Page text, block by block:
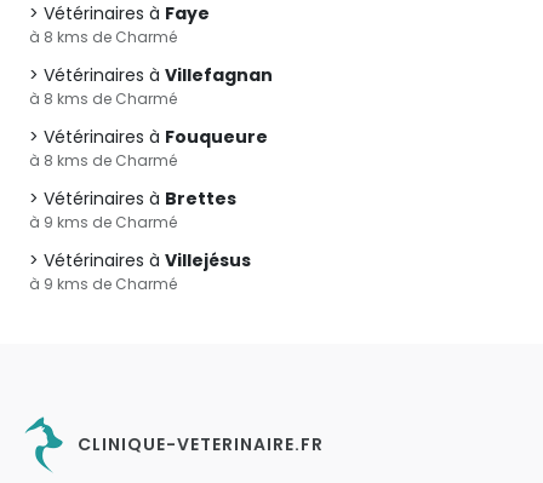
Vétérinaires à Faye
à 8 kms de Charmé
Vétérinaires à Villefagnan
à 8 kms de Charmé
Vétérinaires à Fouqueure
à 8 kms de Charmé
Vétérinaires à Brettes
à 9 kms de Charmé
Vétérinaires à Villejésus
à 9 kms de Charmé
CLINIQUE-VETERINAIRE.FR